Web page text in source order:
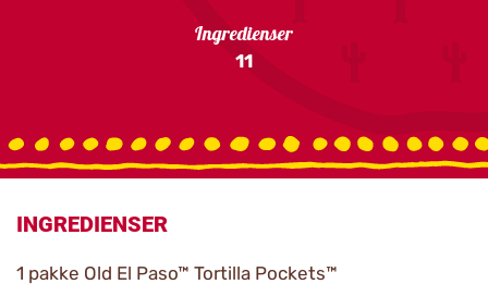
Ingredienser
11
INGREDIENSER
1 pakke Old El Paso™ Tortilla Pockets™